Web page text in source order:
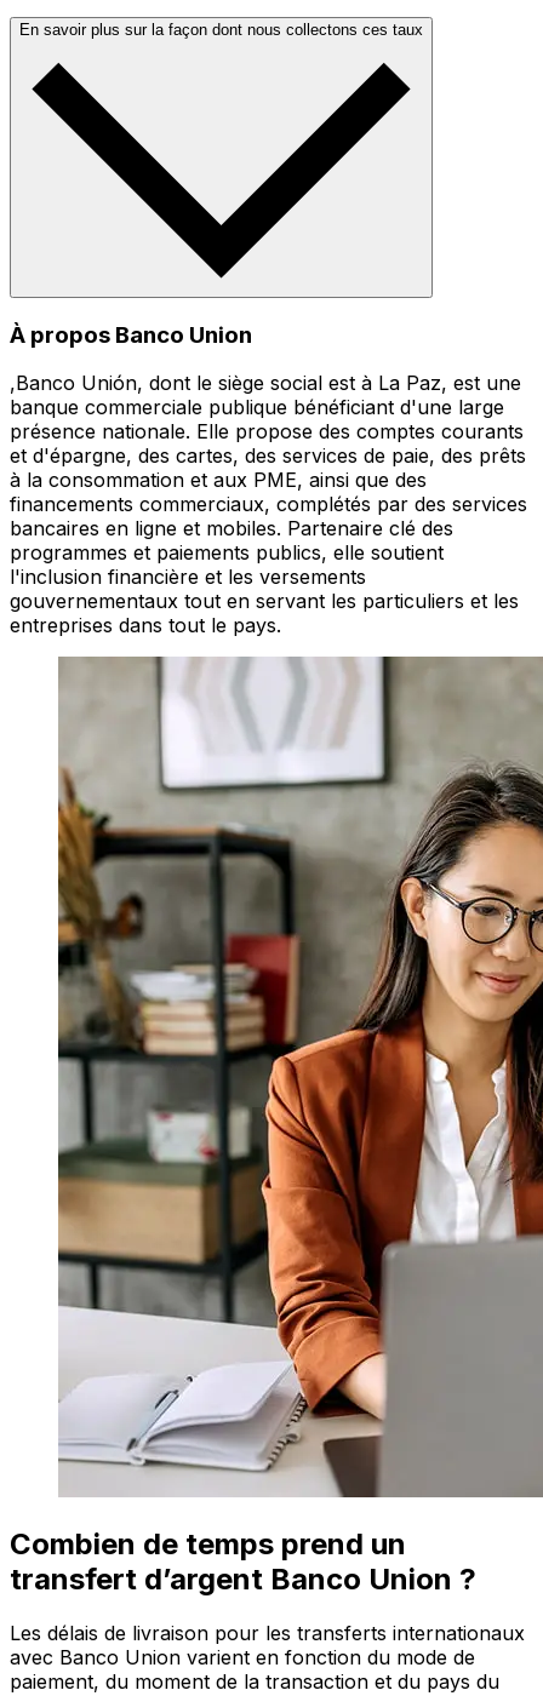
En savoir plus sur la façon dont nous collectons ces taux
À propos Banco Union
,Banco Unión, dont le siège social est à La Paz, est une
banque commerciale publique bénéficiant d'une large
présence nationale. Elle propose des comptes courants
et d'épargne, des cartes, des services de paie, des prêts
à la consommation et aux PME, ainsi que des
financements commerciaux, complétés par des services
bancaires en ligne et mobiles. Partenaire clé des
programmes et paiements publics, elle soutient
l'inclusion financière et les versements
gouvernementaux tout en servant les particuliers et les
entreprises dans tout le pays.
Combien de temps prend un
transfert d’argent Banco Union ?
Les délais de livraison pour les transferts internationaux
avec Banco Union varient en fonction du mode de
paiement, du moment de la transaction et du pays du